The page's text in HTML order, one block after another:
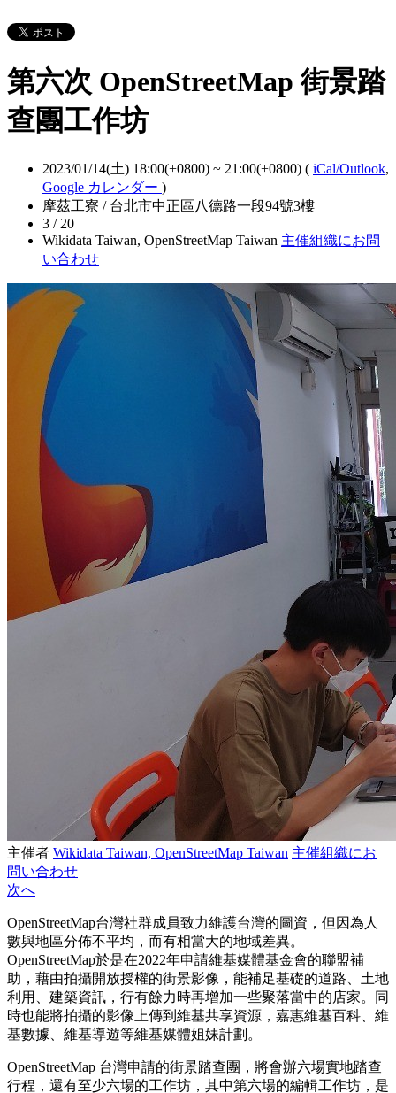
第六次 OpenStreetMap 街景踏
查團工作坊
2023/01/14(土) 18:00(+0800) ~ 21:00(+0800) ( iCal/Outlook,
Google カレンダー )
摩茲工寮 / 台北市中正區八德路一段94號3樓
3 / 20
Wikidata Taiwan, OpenStreetMap Taiwan 主催組織にお問
い合わせ
主催者 Wikidata Taiwan, OpenStreetMap Taiwan 主催組織にお
問い合わせ
次へ
OpenStreetMap台灣社群成員致力維護台灣的圖資，但因為人
數與地區分佈不平均，而有相當大的地域差異。
OpenStreetMap於是在2022年申請維基媒體基金會的聯盟補
助，藉由拍攝開放授權的街景影像，能補足基礎的道路、土地
利用、建築資訊，行有餘力時再增加一些聚落當中的店家。同
時也能將拍攝的影像上傳到維基共享資源，嘉惠維基百科、維
基數據、維基導遊等維基媒體姐妹計劃。
OpenStreetMap 台灣申請的街景踏查團，將會辦六場實地踏查
行程，還有至少六場的工作坊，其中第六場的編輯工作坊，是